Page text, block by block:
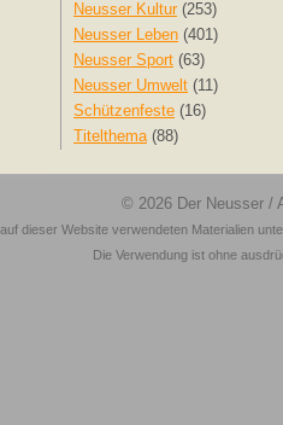
Neusser Kultur (253)
Neusser Leben (401)
Neusser Sport (63)
Neusser Umwelt (11)
Schützenfeste (16)
Titelthema(88)
© 2026 Der Neusser /
dieser Website verwendeten Materialien
Die Verwendung ist ohne